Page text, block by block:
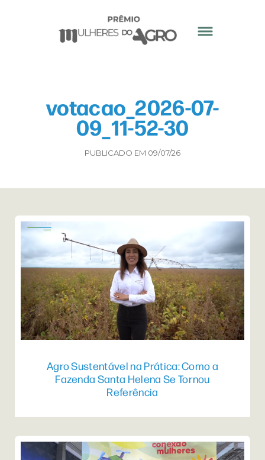
votacao_2026-07-
09_11-52-30
PUBLICADO EM 09/07/26
Agro Sustentável na Prática: Como a
Fazenda Santa Helena Se Tornou
Referência